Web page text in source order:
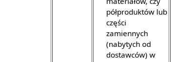
półproduktów lub
części
zamiennych
(nabytych od
dostawców) w